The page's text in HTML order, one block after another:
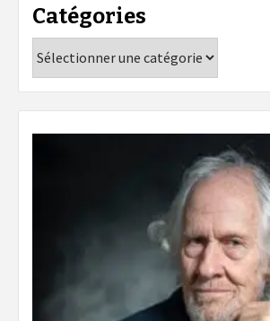
Catégories